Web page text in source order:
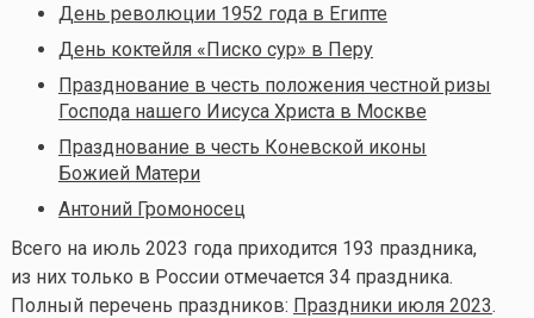
День революции 1952 года в Египте
День коктейля «Писко сур» в Перу
Празднование в честь положения честной ризы
Господа нашего Иисуса Христа в Москве
Празднование в честь Коневской иконы
Божией Матери
Антоний Громоносец
Всего на июль 2023 года приходится 193 праздника,
из них только в России отмечается 34 праздника.
Полный перечень праздников: Праздники июля 2023.